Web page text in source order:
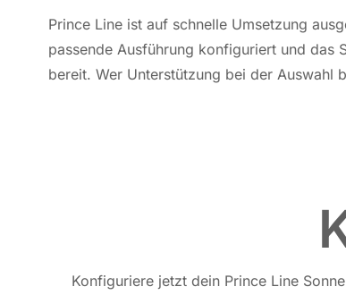
Prince Line ist auf schnel­le Um­set­zung
pas­sen­de Aus­füh­rung kon­fi­gu­riert und das
bereit. Wer Un­ter­stüt­zung bei der Auswahl
Kon­fi­gu­rie­re jetzt dein Prince Line